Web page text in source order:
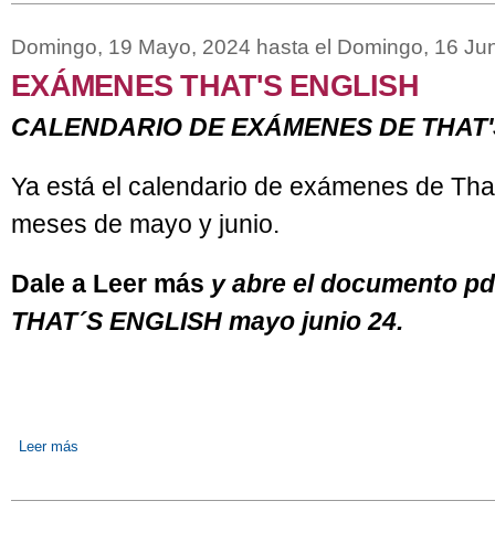
Domingo, 19 Mayo, 2024 hasta el Domingo, 16
EXÁMENES THAT'S ENGLISH
CALENDARIO DE EXÁMENES DE
Ya está el calendario de exámenes de
meses de mayo y junio.
Dale a Leer más y abre el documento
THAT´S ENGLISH mayo junio 24.
Leer más